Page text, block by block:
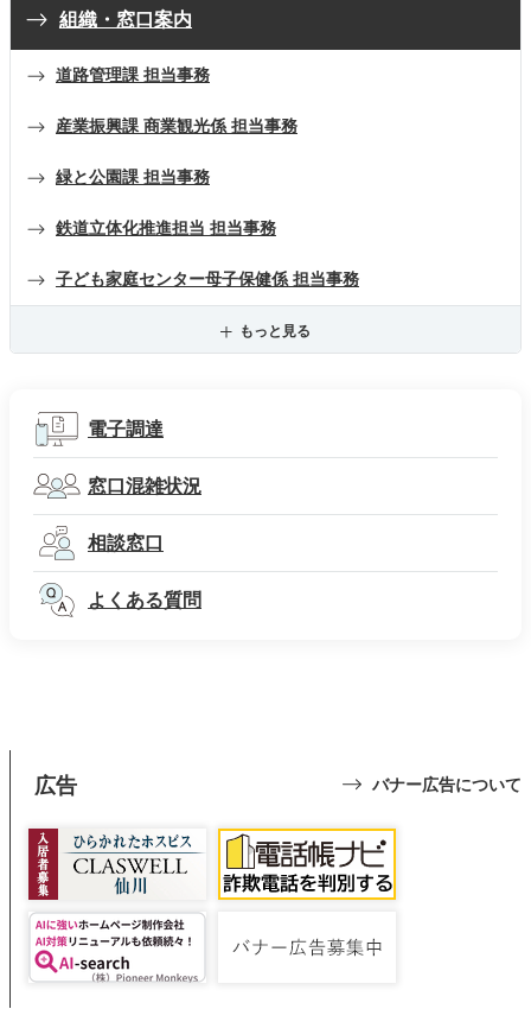
組織・窓口案内
道路管理課 担当事務
産業振興課 商業観光係 担当事務
緑と公園課 担当事務
鉄道立体化推進担当 担当事務
子ども家庭センター母子保健係 担当事務
もっと見る
電子調達
窓口混雑状況
相談窓口
よくある質問
広告 バナー広告について